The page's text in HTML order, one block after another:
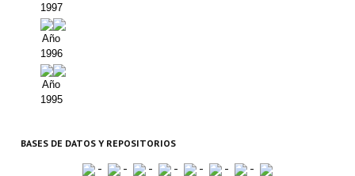
1997
Año
1996
Año
1995
BASES DE DATOS Y REPOSITORIOS
- - - - - - -